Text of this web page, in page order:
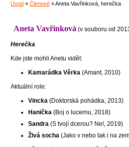
Úvod » Členové »Aneta Vavřinková, herečka
Aneta Vavřinková (v souboru od
Herečka
Kde jste mohli Anetu vidět:
Kamarádka Věrka (Amant, 2010)
Aktuální role:
Vincka (Doktorská pohádka, 2013)
Hanička (Boj o lucernu, 2018)
Sandra (S tvojí dcerou? Ne!, 2019)
Živá socha (Jako v nebo tak i na